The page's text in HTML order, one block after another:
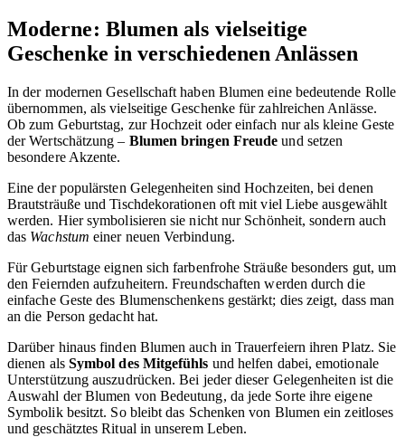
Moderne: Blumen als vielseitige
Geschenke in verschiedenen Anlässen
In der modernen Gesellschaft haben Blumen eine bedeutende Rolle
übernommen, als vielseitige Geschenke für zahlreichen Anlässe.
Ob zum Geburtstag, zur Hochzeit oder einfach nur als kleine Geste
der Wertschätzung – Blumen bringen Freude und setzen
besondere Akzente.
Eine der populärsten Gelegenheiten sind Hochzeiten, bei denen
Brautsträuße und Tischdekorationen oft mit viel Liebe ausgewählt
werden. Hier symbolisieren sie nicht nur Schönheit, sondern auch
das Wachstum einer neuen Verbindung.
Für Geburtstage eignen sich farbenfrohe Sträuße besonders gut, um
den Feiernden aufzuheitern. Freundschaften werden durch die
einfache Geste des Blumenschenkens gestärkt; dies zeigt, dass man
an die Person gedacht hat.
Darüber hinaus finden Blumen auch in Trauerfeiern ihren Platz. Sie
dienen als Symbol des Mitgefühls und helfen dabei, emotionale
Unterstützung auszudrücken. Bei jeder dieser Gelegenheiten ist die
Auswahl der Blumen von Bedeutung, da jede Sorte ihre eigene
Symbolik besitzt. So bleibt das Schenken von Blumen ein zeitloses
und geschätztes Ritual in unserem Leben.